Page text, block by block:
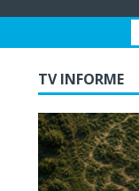
TV INFORME